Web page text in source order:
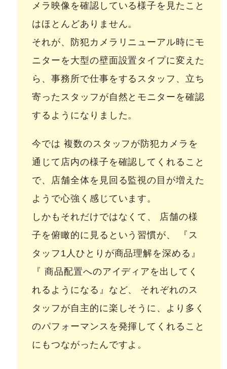
メラ映像を確認している様子を見たこと
はほとんどありません。
それが、防犯カメラリニューアル時にモ
ニターを大型の壁面設置タイプに変えた
ら、事務所で仕事をするスタッフ、立ち
寄ったスタッフが自然とモニターを確認
するようになりました。
今では 複数のスタッフが防犯カメラを
通じて店内の様子を確認してくれること
で、店舗全体を見回る監視の目が増えた
ようで心強く感じています。
しかもそれだけではなくて、 店舗の様
子を俯瞰的に見るという習慣が、 『ス
タッフ1人ひとりが商品理解を深める』
『 商品配置へのアイディアを出してく
れるようになる』など、 それぞれのス
タッフが自主的に楽しそうに、より多く
のパフォーマンスを発揮してくれること
にもつながったんですよ。